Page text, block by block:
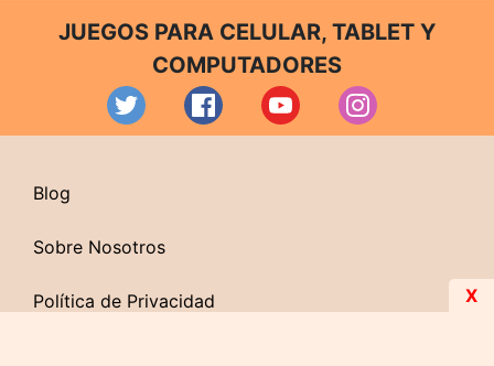
JUEGOS PARA CELULAR, TABLET Y
COMPUTADORES
Blog
Sobre Nosotros
Política de Privacidad X